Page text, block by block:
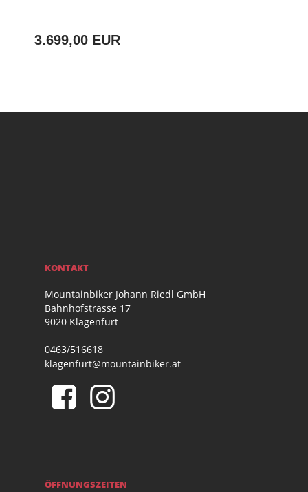
3.699,00 EUR
KONTAKT
Mountainbiker Johann Riedl GmbH
Bahnhofstrasse 17
9020 Klagenfurt
0463/516618
klagenfurt@mountainbiker.at
ÖFFNUNGSZEITEN